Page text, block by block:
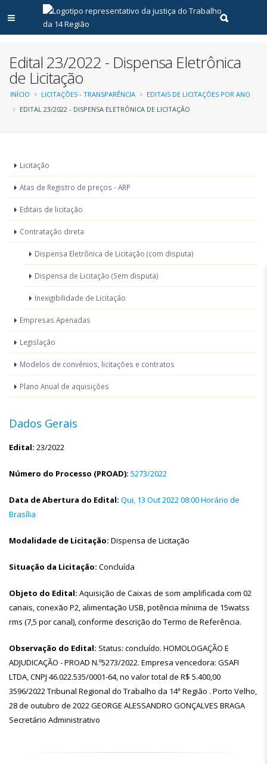
Abrir menu principal
Realizar
Edital 23/2022 - Dispensa Eletrônica
de Licitação
Trilha
INÍCIO LICITAÇÕES - TRANSPARÊNCIA
EDITAIS DE LICITAÇÕES POR ANO
EDITAL 23/2022 - DISPENSA ELETRÔNICA DE LICITAÇÃO
Menu
Licitações
Licitação
Atas de Registro de preços - ARP
Editais de licitação
Contratação direta
Dispensa Eletrônica de Licitação (com disputa)
Dispensa de Licitação (Sem disputa)
Inexigibilidade de Licitação
Empresas Apenadas
Legislação
Modelos de convênios, licitações e contratos
Plano Anual de aquisições
Dados Gerais
Edital: 23/2022
Número do Processo (PROAD): 5273/2022
Data de Abertura do Edital: Qui, 13 Out 2022 08:00 Horário de
Brasília
Modalidade de Licitação: Dispensa de Licitação
Situação da Licitação: Concluída
Objeto do Edital: Aquisição de Caixas de som amplificada com 02
canais, conexão P2, alimentação USB, potência mínima de 15watss
rms (7,5 por canal), conforme descrição do Termo de Referência.
Observação do Edital: Status: concluído. HOMOLOGAÇÃO E
ADJUDICAÇÃO - PROAD N.º5273/2022. Empresa vencedora: GSAFI
LTDA, CNPJ 46.022.535/0001-64, no valor total de R$ 5.400,00
3596/2022 Tribunal Regional do Trabalho da 14ª Região . Porto Velho,
28 de outubro de 2022 GEORGE ALESSANDRO GONÇALVES BRAGA
Secretário Administrativo